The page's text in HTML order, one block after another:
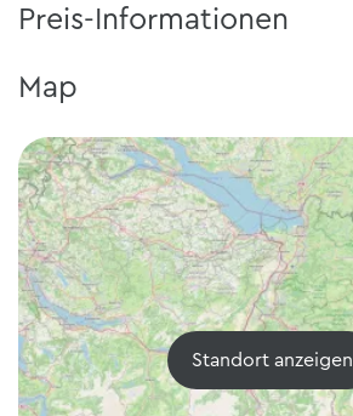
Preis-Informationen
Map
Standort anzeigen